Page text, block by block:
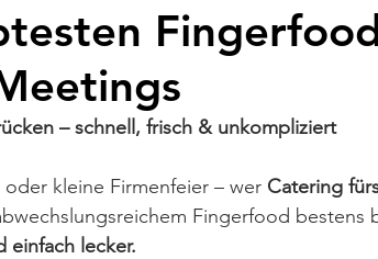
– schnell, frisch & unkompliziert
kleine Firmenfeier – wer Catering
Fingerfood bestens
einfach lecker.